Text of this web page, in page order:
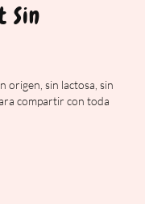
Sin
origen, sin lactosa, sin
compartir con toda